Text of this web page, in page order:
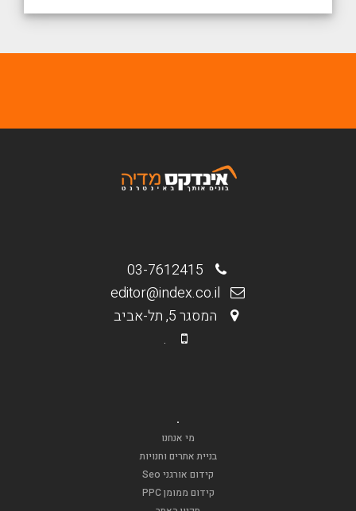
המסגר 5, תל-אביב
.
.
מי אנחנו
בניית אתרים וחנויות
קידום אורגני Seo
קידום ממומן PPC